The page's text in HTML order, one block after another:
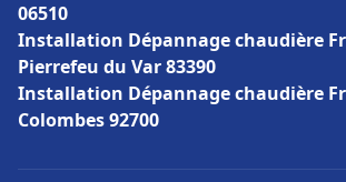
06510
Installation Dépannage chaudière
Pierrefeu du Var 83390
Installation Dépannage chaudière
Colombes 92700